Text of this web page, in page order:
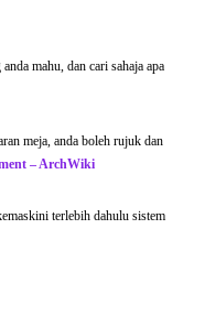
mahu, dan cari sahaja apa
meja, anda boleh rujuk dan
– ArchWiki
terlebih dahulu sistem